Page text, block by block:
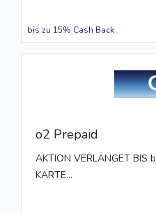
bis zu 15% Cash Back
o2 Prepaid
AKTION VERLÄNGET BIS
KARTE...